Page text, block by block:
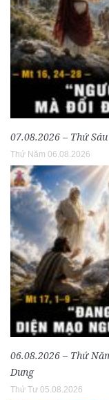
07.08.2026 – Thứ
Thứ Năm 06.08.2026
06.08.2026 – Thứ
Dung
Thứ Tư 05.08.2026